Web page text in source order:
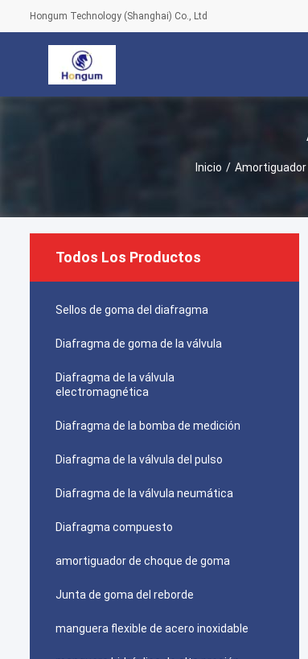
Hongum Technology (Shanghai) Co., Ltd
Inicio / Amortiguador
Todos Los Productos
Sellos de goma del diafragma
Diafragma de goma de la válvula
Diafragma de la válvula
electromagnética
Diafragma de la bomba de medición
Diafragma de la válvula del pulso
Diafragma de la válvula neumática
Diafragma compuesto
amortiguador de choque de goma
Junta de goma del reborde
manguera flexible de acero inoxidable